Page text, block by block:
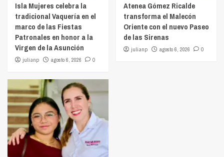
Isla Mujeres celebra la
tradicional Vaquería en el
marco de las Fiestas
Patronales en honor a la
Virgen de la Asunción
julianp agosto 6, 2026 0
Atenea Gómez Ricalde
transforma el Malecón
Oriente con el nuevo Paseo
de las Sirenas
julianp agosto 6, 2026 0